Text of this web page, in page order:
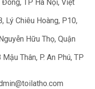
Đông, TP Hà Nội, Việt
Lý Chiêu Hoàng, P10,
Hữu Thọ, Quận
Mậu Thân, P. An Phú, TP